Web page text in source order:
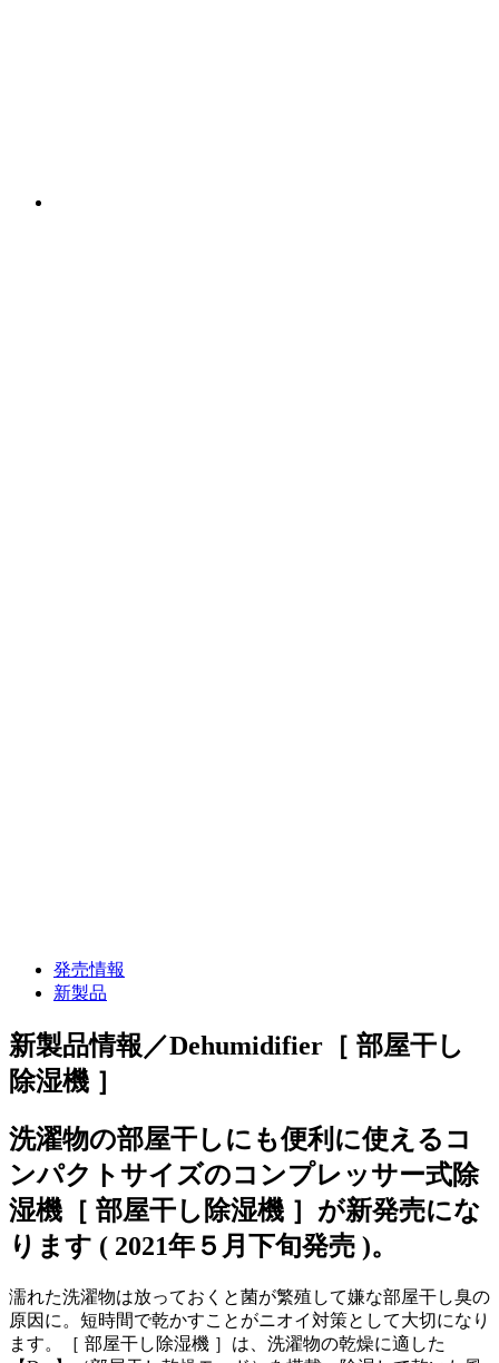
発売情報
新製品
新製品情報／Dehumidifier［ 部屋干し
除湿機 ］
洗濯物の部屋干しにも便利に使えるコ
ンパクトサイズのコンプレッサー式除
湿機［ 部屋干し除湿機 ］が新発売にな
ります ( 2021年５月下旬発売 )。
濡れた洗濯物は放っておくと菌が繁殖して嫌な部屋干し臭の
原因に。短時間で乾かすことがニオイ対策として大切になり
ます。［ 部屋干し除湿機 ］は、洗濯物の乾燥に適した